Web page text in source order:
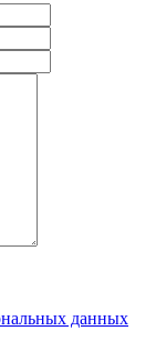
данных